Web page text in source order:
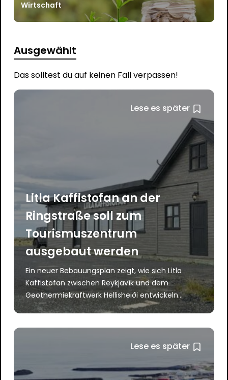
Wirtschaft
Ausgewählt
Das solltest du auf keinen Fall verpassen!
Lese es später
Litla Kaffistofan an der
Ringstraße soll zum
Tourismuszentrum
ausgebaut werden
Ein neuer Bebauungsplan zeigt, wie sich Litla
Kaffistofan zwischen Reykjavík und dem
Geothermiekraftwerk Hellisheiði entwickeln...
Lese es später